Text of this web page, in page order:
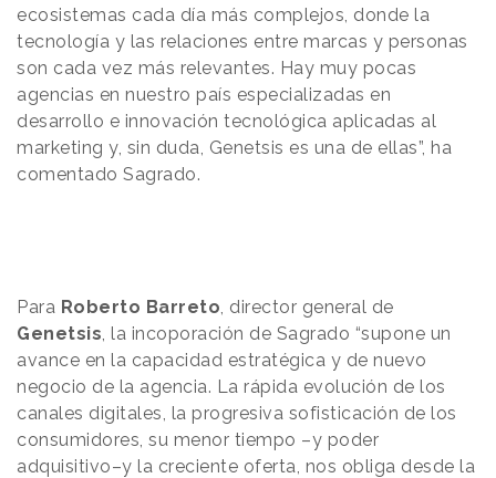
ecosistemas cada día más complejos, donde la
tecnología y las relaciones entre marcas y personas
son cada vez más relevantes. Hay muy pocas
agencias en nuestro país especializadas en
desarrollo e innovación tecnológica aplicadas al
marketing y, sin duda, Genetsis es una de ellas”, ha
comentado Sagrado.
Para Roberto Barreto , director general de
Genetsis , la incoporación de Sagrado “supone un
avance en la capacidad estratégica y de nuevo
negocio de la agencia. La rápida evolución de los
canales digitales, la progresiva sofisticación de los
consumidores, su menor tiempo –y poder
adquisitivo–y la creciente oferta, nos obliga desde la